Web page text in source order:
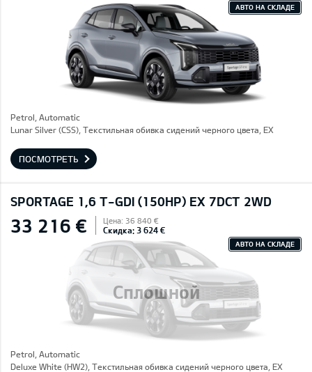
АВТО НА СКЛАДЕ
Petrol, Automatic
Lunar Silver (CSS), Текстильная обивка сидений черного цвета, EX
ПОСМОТРЕТЬ
SPORTAGE 1,6 T-GDI (150HP) EX 7DCT 2WD
Сплошной
33 216 € Цена: 36 840 €
Скидка: 3 624 €
АВТО НА СКЛАДЕ
Petrol, Automatic
Deluxe White (HW2), Текстильная обивка сидений черного цвета, EX